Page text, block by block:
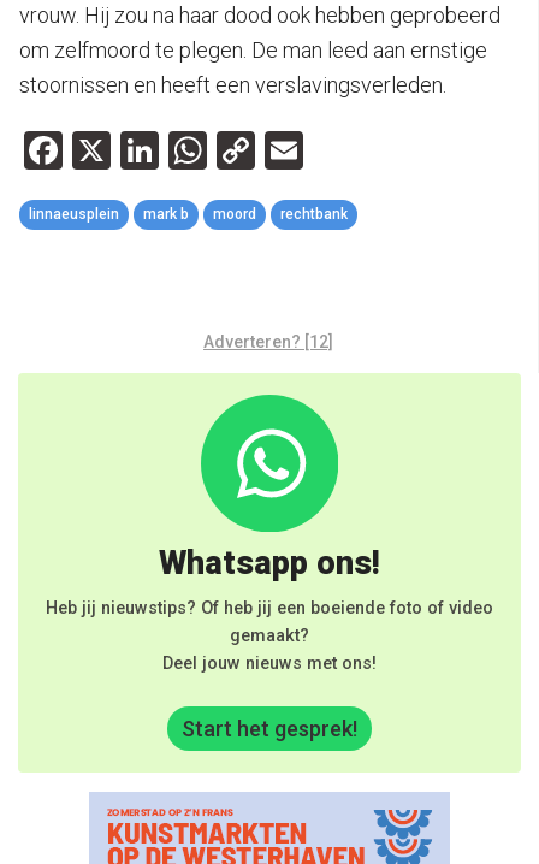
vrouw. Hij zou na haar dood ook hebben geprobeerd
om zelfmoord te plegen. De man leed aan ernstige
stoornissen en heeft een verslavingsverleden.
Facebook
X LinkedIn
WhatsApp
Copy
Link
linnaeusplein mark b moord rechtbank
Adverteren? [12]
Whatsapp ons!
Heb jij nieuwstips? Of heb jij een boeiende foto of video
gemaakt?
Deel jouw nieuws met ons!
Start het gesprek!